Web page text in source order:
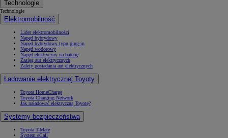
Technologie
Technologie
Elektromobilność
Lider elektromobilności
Napęd hybrydowy
Napęd hybrydowy typu plug-in
Napęd wodorowy
Napęd elektryczny na baterię
Zasięg aut elektrycznych
Zalety posiadania aut elektrycznych
Ładowanie elektrycznej Toyoty
Toyota HomeCharge
Toyota Charging Network
Jak naładować elektryczną Toyotę?
Systemy bezpieczeństwa
Toyota T-Mate
System eCall